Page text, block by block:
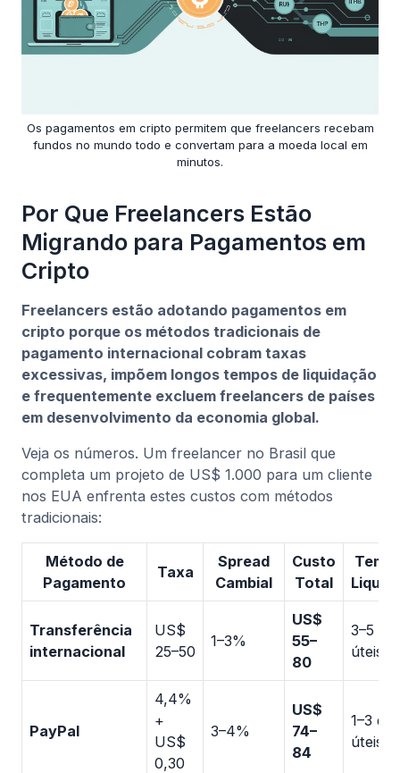
Os pagamentos em cripto permitem que freelancers recebam
fundos no mundo todo e convertam para a moeda local em
minutos.
Por Que Freelancers Estão
Migrando para Pagamentos em
Cripto
Freelancers estão adotando pagamentos em
cripto porque os métodos tradicionais de
pagamento internacional cobram taxas
excessivas, impõem longos tempos de liquidação
e frequentemente excluem freelancers de países
em desenvolvimento da economia global.
Veja os números. Um freelancer no Brasil que
completa um projeto de US$ 1.000 para um cliente
nos EUA enfrenta estes custos com métodos
tradicionais:
Método de
Pagamento
Taxa
Spread
Cambial
Custo
Total
Transferência
internacional
US$
25–50
1–3%
US$
55–
80
3–5
úteis
PayPal
4,4%
+
US$
0,30
3–4%
US$
74–
84
1–3
úteis